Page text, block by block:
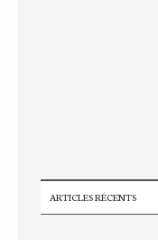
ARTICLES RÉCENTS